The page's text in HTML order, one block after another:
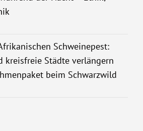
Schweinepest:
kreisfreie Städte verlängern
beim Schwarzwild